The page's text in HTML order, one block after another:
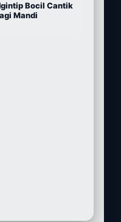
Bocil Cantik
Mandi